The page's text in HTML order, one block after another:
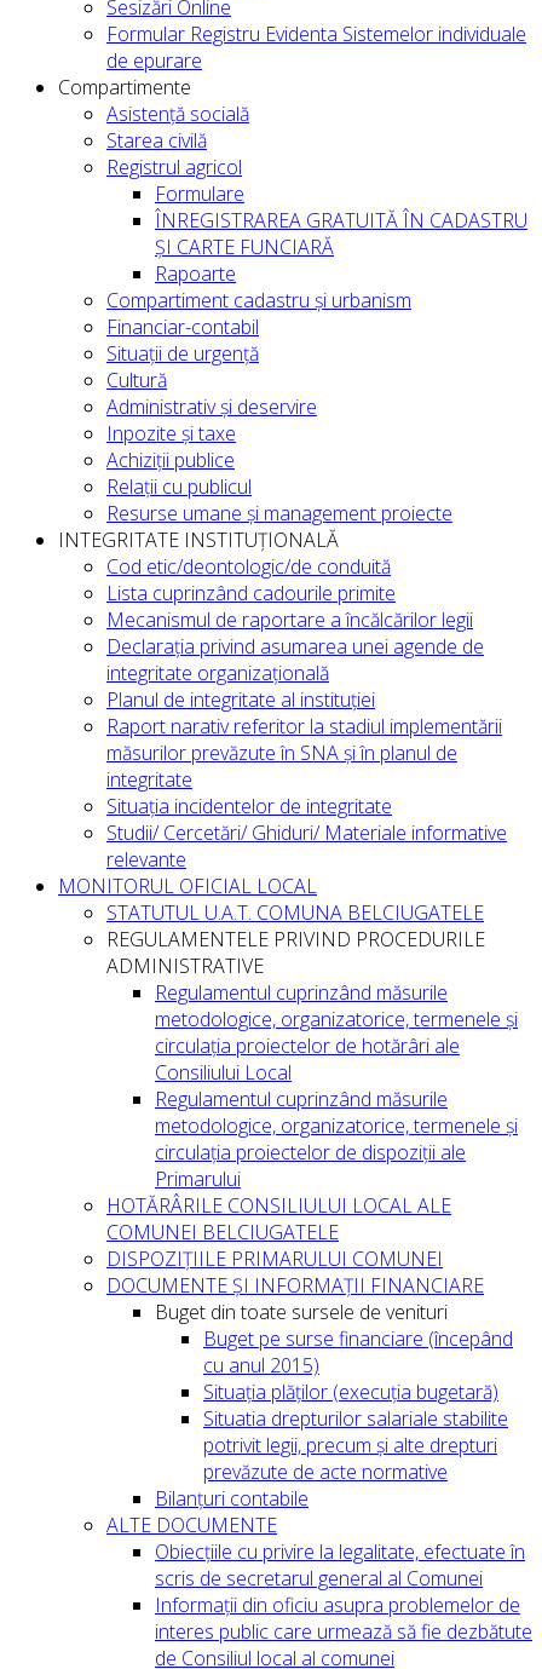
Sesizări Online
Formular Registru Evidenta Sistemelor individuale
de epurare
Compartimente
Asistență socială
Starea civilă
Registrul agricol
Formulare
ÎNREGISTRAREA GRATUITĂ ÎN CADASTRU
ȘI CARTE FUNCIARĂ
Rapoarte
Compartiment cadastru și urbanism
Financiar-contabil
Situații de urgență
Cultură
Administrativ și deservire
Inpozite și taxe
Achiziții publice
Relații cu publicul
Resurse umane și management proiecte
INTEGRITATE INSTITUȚIONALĂ
Cod etic/deontologic/de conduită
Lista cuprinzând cadourile primite
Mecanismul de raportare a încălcărilor legii
Declarația privind asumarea unei agende de
integritate organizațională
Planul de integritate al instituției
Raport narativ referitor la stadiul implementării
măsurilor prevăzute în SNA și în planul de
integritate
Situația incidentelor de integritate
Studii/ Cercetări/ Ghiduri/ Materiale informative
relevante
MONITORUL OFICIAL LOCAL
STATUTUL U.A.T. COMUNA BELCIUGATELE
REGULAMENTELE PRIVIND PROCEDURILE
ADMINISTRATIVE
Regulamentul cuprinzând măsurile
metodologice, organizatorice, termenele și
circulația proiectelor de hotărâri ale
Consiliului Local
Regulamentul cuprinzând măsurile
metodologice, organizatorice, termenele și
circulația proiectelor de dispoziții ale
Primarului
HOTĂRÂRILE CONSILIULUI LOCAL ALE
COMUNEI BELCIUGATELE
DISPOZIȚIILE PRIMARULUI COMUNEI
DOCUMENTE ȘI INFORMAȚII FINANCIARE
Buget din toate sursele de venituri
Buget pe surse financiare (începând
cu anul 2015)
Situația plăților (execuția bugetară)
Situatia drepturilor salariale stabilite
potrivit legii, precum și alte drepturi
prevăzute de acte normative
Bilanțuri contabile
ALTE DOCUMENTE
Obiecțiile cu privire la legalitate, efectuate în
scris de secretarul general al Comunei
Informații din oficiu asupra problemelor de
interes public care urmează să fie dezbătute
de Consiliul local al comunei